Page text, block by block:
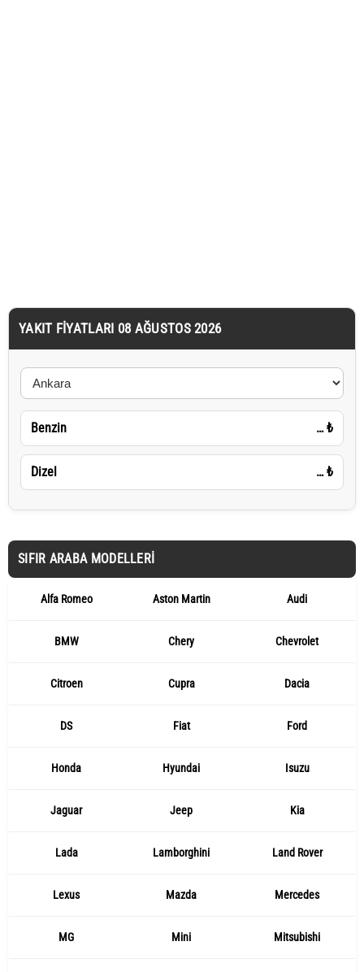
YAKIT FIYATLARI 08 AĞUSTOS 2026
Benzin … ₺
Dizel … ₺
SIFIR ARABA MODELLERI
Alfa Romeo Aston Martin Audi
BMW Chery Chevrolet
Citroen Cupra Dacia
DS Fiat Ford
Honda Hyundai Isuzu
Jaguar Jeep Kia
Lada Lamborghini Land Rover
Lexus Mazda Mercedes
MG Mini Mitsubishi